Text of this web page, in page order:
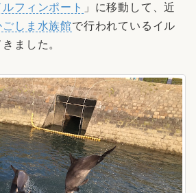
ルフィンポート
」に移動して、近
しま水族館で行われているイル
ました。